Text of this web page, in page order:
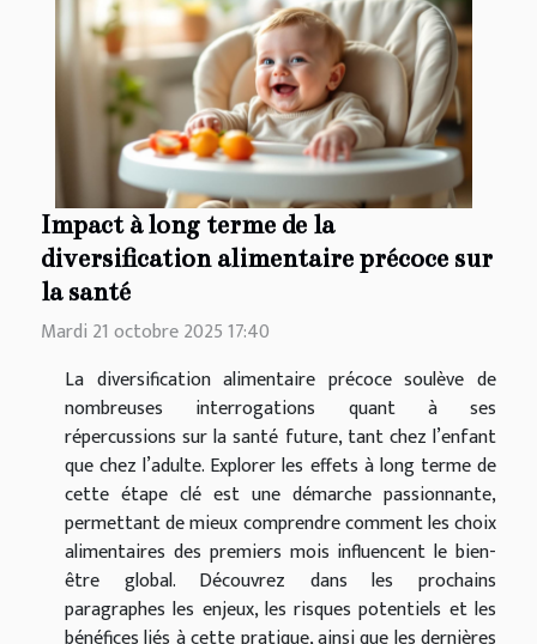
Impact à long terme de la
diversification alimentaire précoce sur
la santé
Mardi 21 octobre 2025 17:40
La diversification alimentaire précoce soulève de
nombreuses interrogations quant à ses
répercussions sur la santé future, tant chez l’enfant
que chez l’adulte. Explorer les effets à long terme de
cette étape clé est une démarche passionnante,
permettant de mieux comprendre comment les choix
alimentaires des premiers mois influencent le bien-
être global. Découvrez dans les prochains
paragraphes les enjeux, les risques potentiels et les